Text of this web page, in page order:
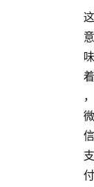
这
意
味
着
，
微
信
支
付